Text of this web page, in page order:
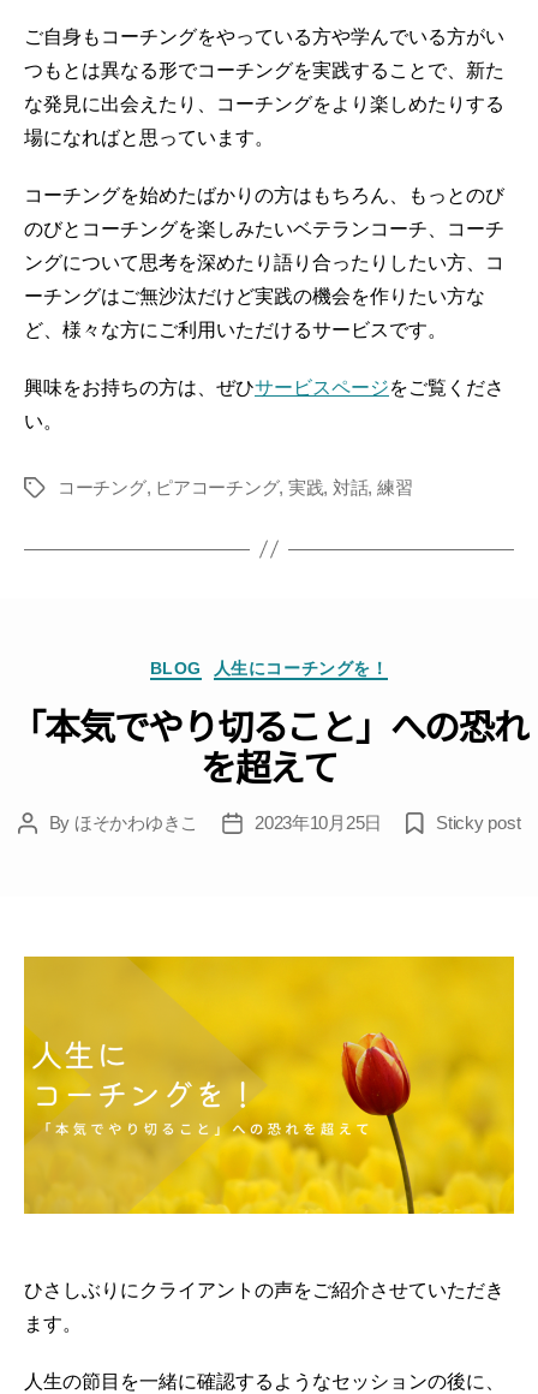
ご自身もコーチングをやっている方や学んでいる方がい
つもとは異なる形でコーチングを実践することで、新た
な発見に出会えたり、コーチングをより楽しめたりする
場になればと思っています。
コーチングを始めたばかりの方はもちろん、もっとのび
のびとコーチングを楽しみたいベテランコーチ、コーチ
ングについて思考を深めたり語り合ったりしたい方、コ
ーチングはご無沙汰だけど実践の機会を作りたい方な
ど、様々な方にご利用いただけるサービスです。
興味をお持ちの方は、ぜひサービスページをご覧くださ
い。
Tags コーチング, ピアコーチング, 実践, 対話, 練習
Categories
BLOG 人生にコーチングを！
「本気でやり切ること」への恐れ
を超えて
PostBy ほそかわゆきこ
Post2023年10月25日 Sticky post
ひさしぶりにクライアントの声をご紹介させていただき
ます。
人生の節目を一緒に確認するようなセッションの後に、